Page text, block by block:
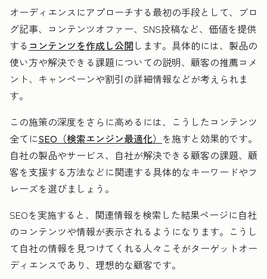
オーディエンスにアプローチする最初の手段として、ブロ
グ記事、コンテンツオファー、SNS投稿など、価値を提供
する コンテンツを作成し公開 します。具体的には、製品の
使い方や解決できる課題についての説明、顧客の推薦コメ
ント、キャンペーンや割引の詳細情報などが考えられま
す。
この施策の深度をさらに高めるには、こうしたコンテンツ
全てにSEO（検索エンジン最適化） を施すと効果的です。
自社の製品やサービス、自社が解決できる顧客の課題、顧
客を支援する方法などに関連する具体的なキーワードやフ
レーズを選びましょう。
SEOを実施すると、関連情報を検索した結果ページに自社
のコンテンツや情報が表示されるようになります。こうし
て自社の情報を見つけてくれる人々こそがターゲットオー
ディエンスであり、理想的な顧客です。